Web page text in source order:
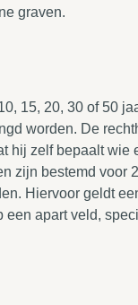
graven.
15, 20, 30 of 50
worden. De
hij zelf bepaalt wie
zijn bestemd voor
Hiervoor geldt
een apart veld,